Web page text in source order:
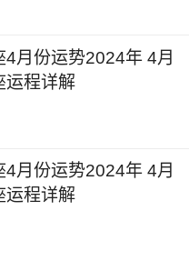
土星和海王星会相
身心状况相关的问
延迟推后或是进程缓
。部分人在工作的过
体力不支等情况，需
4月份运势2024年 4月
运程详解
4月份运势2024年 4月
运程详解